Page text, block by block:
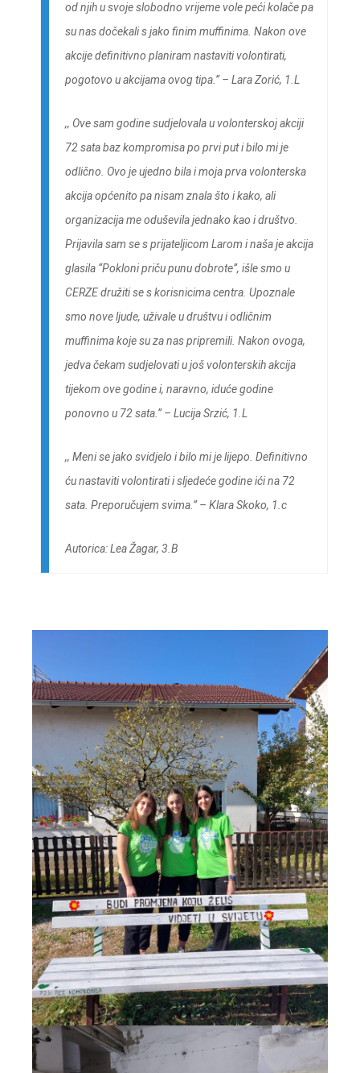
od njih u svoje slobodno vrijeme vole peći kolače pa
su nas dočekali s jako finim muffinima. Nakon ove
akcije definitivno planiram nastaviti volontirati,
pogotovo u akcijama ovog tipa.’’ – Lara Zorić, 1.L
,, Ove sam godine sudjelovala u volonterskoj akciji
72 sata baz kompromisa po prvi put i bilo mi je
odlično. Ovo je ujedno bila i moja prva volonterska
akcija općenito pa nisam znala što i kako, ali
organizacija me oduševila jednako kao i društvo.
Prijavila sam se s prijateljicom Larom i naša je akcija
glasila “Pokloni priču punu dobrote”, išle smo u
CERZE družiti se s korisnicima centra. Upoznale
smo nove ljude, uživale u društvu i odličnim
muffinima koje su za nas pripremili. Nakon ovoga,
jedva čekam sudjelovati u još volonterskih akcija
tijekom ove godine i, naravno, iduće godine
ponovno u 72 sata.’’ – Lucija Srzić, 1.L
,, Meni se jako svidjelo i bilo mi je lijepo. Definitivno
ću nastaviti volontirati i sljedeće godine ići na 72
sata. Preporučujem svima.” – Klara Skoko, 1.c
Autorica: Lea Žagar, 3.B